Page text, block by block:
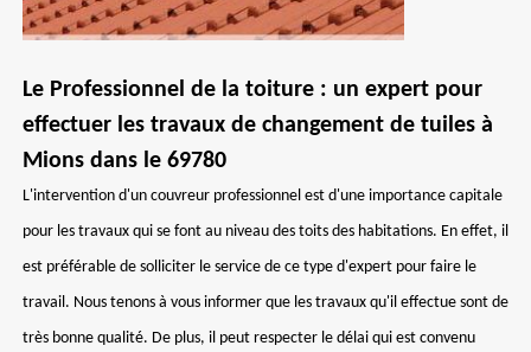
Le Professionnel de la toiture : un expert pour
effectuer les travaux de changement de tuiles à
Mions dans le 69780
L'intervention d'un couvreur professionnel est d'une importance capitale
pour les travaux qui se font au niveau des toits des habitations. En effet, il
est préférable de solliciter le service de ce type d'expert pour faire le
travail. Nous tenons à vous informer que les travaux qu'il effectue sont de
très bonne qualité. De plus, il peut respecter le délai qui est convenu